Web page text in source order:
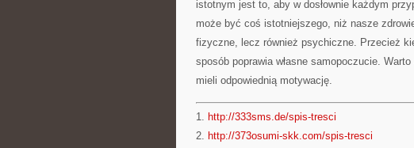
istotnym jest to, aby w dosłownie każdym
może być coś istotniejszego, niż nasze
fizyczne, lecz również psychiczne. Przecież
sposób poprawia własne samopoczucie.
mieli odpowiednią motywację.
1. http://333sms.de/spis-tresci
2. http://373osumi-skk.com/spis-tresci